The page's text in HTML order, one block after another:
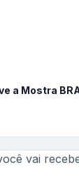
a Mostra